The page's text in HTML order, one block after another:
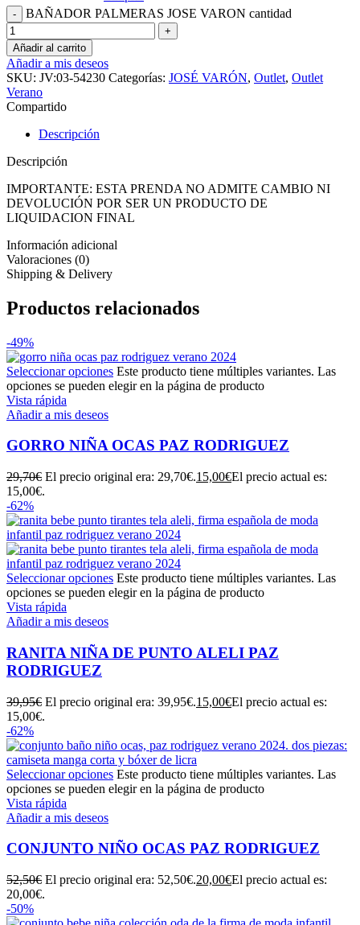
BAÑADOR PALMERAS JOSE VARON cantidad
Añadir al carrito
Añadir a mis deseos
SKU: JV:03-54230 Categorías: JOSÉ VARÓN, Outlet, Outlet
Verano
Compartido
Descripción
Descripción
IMPORTANTE: ESTA PRENDA NO ADMITE CAMBIO NI
DEVOLUCIÓN POR SER UN PRODUCTO DE
LIQUIDACION FINAL
Información adicional
Valoraciones (0)
Shipping & Delivery
Productos relacionados
-49%
Seleccionar opciones Este producto tiene múltiples variantes. Las
opciones se pueden elegir en la página de producto
Vista rápida
Añadir a mis deseos
GORRO NIÑA OCAS PAZ RODRIGUEZ
29,70€ El precio original era: 29,70€.15,00€El precio actual es:
15,00€.
-62%
Seleccionar opciones Este producto tiene múltiples variantes. Las
opciones se pueden elegir en la página de producto
Vista rápida
Añadir a mis deseos
RANITA NIÑA DE PUNTO ALELI PAZ
RODRIGUEZ
39,95€ El precio original era: 39,95€.15,00€El precio actual es:
15,00€.
-62%
Seleccionar opciones Este producto tiene múltiples variantes. Las
opciones se pueden elegir en la página de producto
Vista rápida
Añadir a mis deseos
CONJUNTO NIÑO OCAS PAZ RODRIGUEZ
52,50€ El precio original era: 52,50€.20,00€El precio actual es:
20,00€.
-50%